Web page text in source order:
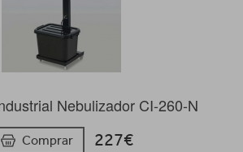
Nebulizador CI-260-N
Comprar 227€